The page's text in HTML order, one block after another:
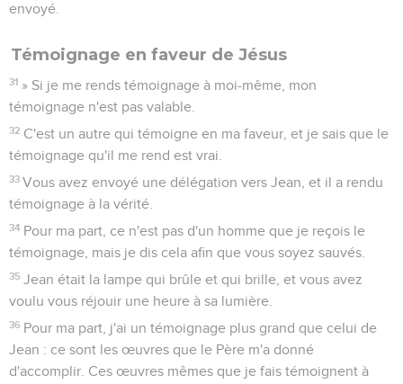
envoyé.
Témoignage en faveur de Jésus
31 » Si je me rends témoignage à moi-même, mon
témoignage n'est pas valable.
32 C'est un autre qui témoigne en ma faveur, et je sais que le
témoignage qu'il me rend est vrai.
33 Vous avez envoyé une délégation vers Jean, et il a rendu
témoignage à la vérité.
34 Pour ma part, ce n'est pas d'un homme que je reçois le
témoignage, mais je dis cela afin que vous soyez sauvés.
35 Jean était la lampe qui brûle et qui brille, et vous avez
voulu vous réjouir une heure à sa lumière.
36 Pour ma part, j'ai un témoignage plus grand que celui de
Jean : ce sont les œuvres que le Père m'a donné
d'accomplir. Ces œuvres mêmes que je fais témoignent à